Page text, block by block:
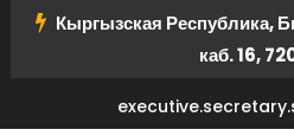
ПерейтиКыргызская Республика,
каб. 16,